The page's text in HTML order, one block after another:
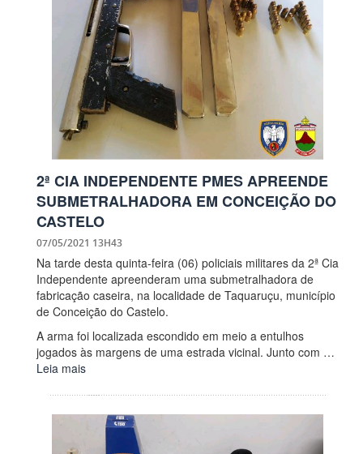
2ª CIA INDEPENDENTE PMES APREENDE
SUBMETRALHADORA EM CONCEIÇÃO DO
CASTELO
07/05/2021 13H43
Na tarde desta quinta-feira (06) policiais militares da 2ª Cia
Independente apreenderam uma submetralhadora de
fabricação caseira, na localidade de Taquaruçu, município
de Conceição do Castelo.
A arma foi localizada escondido em meio a entulhos
jogados às margens de uma estrada vicinal. Junto com …
Leia mais